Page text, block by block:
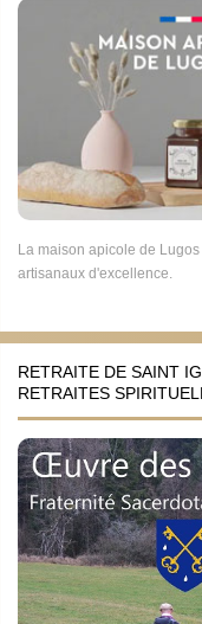
La maison apicole de
artisanaux d'excellence.
RETRAITE DE SAINT
RETRAITES